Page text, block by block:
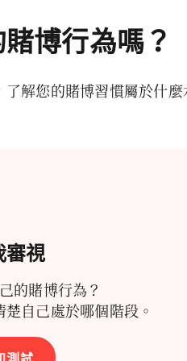
博行為嗎？
解您的賭博習慣屬於什
審視
的賭博行為？
自己處於哪個階段。